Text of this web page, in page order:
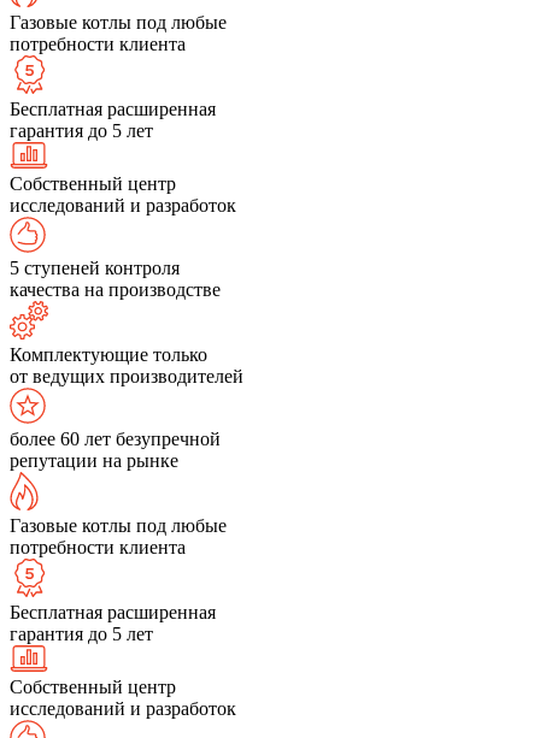
Газовые котлы под любые
потребности клиента
Бесплатная расширенная
гарантия до 5 лет
Собственный центр
исследований и разработок
5 ступеней контроля
качества на производстве
Комплектующие только
от ведущих производителей
более 60 лет безупречной
репутации на рынке
Газовые котлы под любые
потребности клиента
Бесплатная расширенная
гарантия до 5 лет
Собственный центр
исследований и разработок